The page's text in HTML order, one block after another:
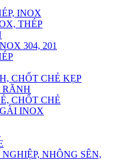
INOX
THÉP
304, 201
CHỐT CHẺ KẸP
RÃNH
CHỐT CHẺ
INOX
NHÔNG SÊN,